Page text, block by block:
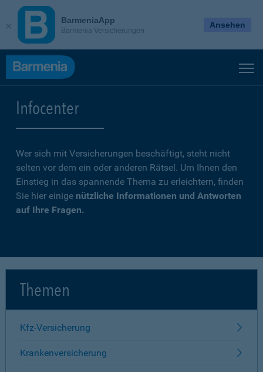
Infocenter
Wer sich mit Versicherungen beschäftigt, steht nicht
selten vor dem ein oder anderen Rätsel. Um Ihnen den
Einstieg in das spannende Thema zu erleichtern, finden
Sie hier einige nützliche Informationen und Antworten
auf Ihre Fragen.
Themen
Kfz-Versicherung
Krankenversicherung
BarmeniaApp
Barmenia Versicherungen
Ansehen